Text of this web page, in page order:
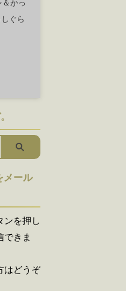
かっ
ぐら
メール
ンを押し
できま
はどうぞ